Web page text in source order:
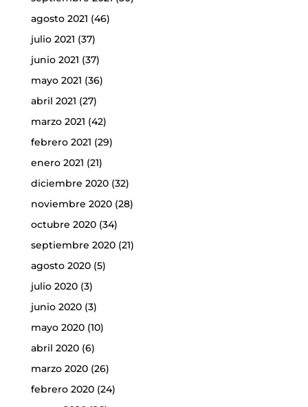
agosto 2021 (46)
julio 2021 (37)
junio 2021 (37)
mayo 2021 (36)
abril 2021 (27)
marzo 2021 (42)
febrero 2021 (29)
enero 2021 (21)
diciembre 2020(32)
noviembre 2020(28)
octubre 2020(34)
septiembre 2020(21)
agosto 2020(5)
julio 2020(3)
junio 2020(3)
mayo 2020(10)
abril 2020(6)
marzo 2020(26)
febrero 2020(24)